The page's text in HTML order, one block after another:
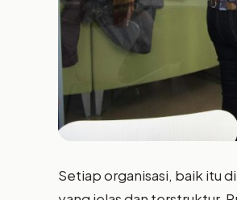
Setiap organisasi, baik itu